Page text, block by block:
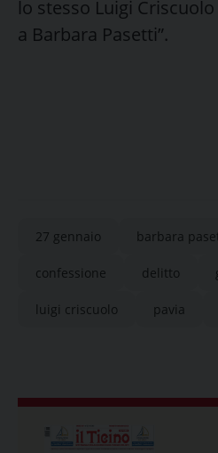
lo stesso Luigi
a Barbara Pasetti”.
27 gennaio barbara
confessione delitto
luigi criscuolo pavia